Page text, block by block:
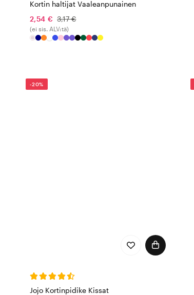
Kortin haltijat Vaaleanpunainen
2,54 € 3,17 €
(ei sis. ALV:tä)
-20%
Jojo Kortinpidike Kissat